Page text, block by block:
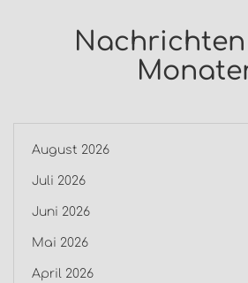
August 2026
Juli 2026
Juni 2026
Mai 2026
April 2026